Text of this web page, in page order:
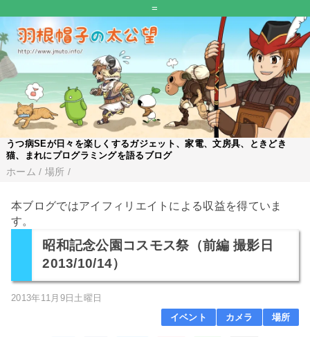
=
うつ病SEが日々を楽しくするガジェット、家電、文房具、ときどき
猫、まれにプログラミングを語るブログ
ホーム / 場所 /
本ブログではアイフィリエイトによる収益を得ていま
す。
昭和記念公園コスモス祭（前編 撮影日
2013/10/14）
2013年11月9日土曜日
イベント
カメラ 場所